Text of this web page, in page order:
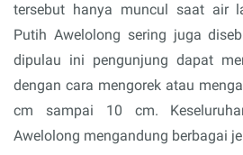
tersebut hanya muncul saat air
Putih Awelolong sering juga
dipulau ini pengunjung dapat
dengan cara mengorek atau
cm sampai 10 cm.
Awelolong mengandung berbagai